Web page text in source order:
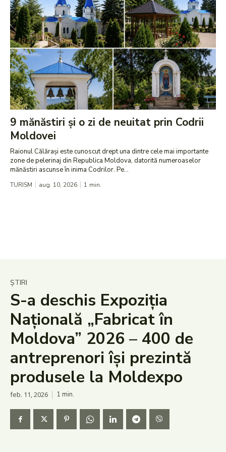
9 mănăstiri și o zi de neuitat prin Codrii
Moldovei
Raionul Călărași este cunoscut drept una dintre cele mai importante
zone de pelerinaj din Republica Moldova, datorită numeroaselor
mănăstiri ascunse în inima Codrilor. Pe...
TURISM aug. 10, 2026 1 min.